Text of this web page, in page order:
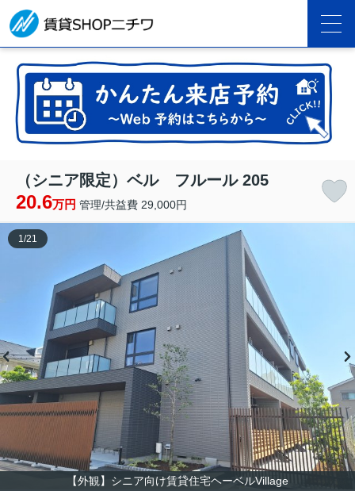
（シニア限定）ベル フルール 205
20.6万円 管理/共益費 29,000円
【外観】シニア向け賃貸住宅ヘーベルVillage
1/21